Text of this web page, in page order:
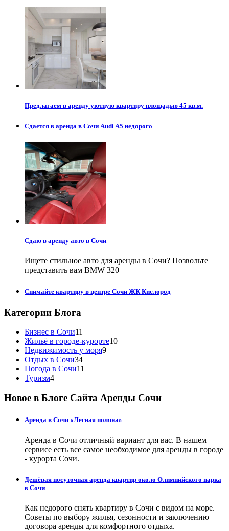
Предлагаем в аренду уютную квартиру площадью 45 кв.м.
Сдается в аренда в Сочи Audi A5 недорого
Сдаю в аренду авто в Сочи
Ищете стильное авто для аренды в Сочи? Позвольте
представить вам BMW 320
Снимайте квартиру в центре Сочи ЖК Кислород
Категории Блога
Бизнес в Сочи11
Жильё в городе-курорте10
Недвижимость у моря9
Отдых в Сочи34
Погода в Сочи11
Туризм4
Новое в Блоге Сайта Аренды Сочи
Аренда в Сочи «Лесная поляна»
Аренда в Сочи отличный вариант для вас. В нашем
сервисе есть все самое необходимое для аренды в городе
- курорта Сочи.
Дешёвая посуточная аренда квартир около Олимпийского парка
в Сочи
Как недорого снять квартиру в Сочи с видом на море.
Советы по выбору жилья, сезонности и заключению
договора аренды для комфортного отдыха.